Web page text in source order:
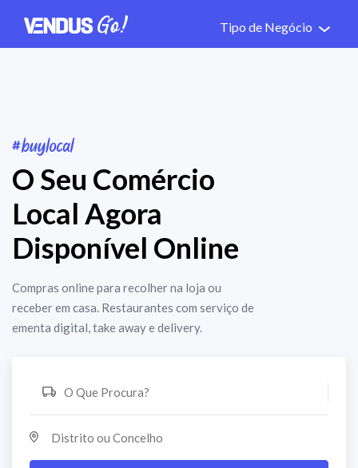
Tipo de Negócio
O Seu Comércio
Local Agora
Disponível Online
Compras online para recolher na loja ou
receber em casa. Restaurantes com serviço de
ementa digital, take away e delivery.